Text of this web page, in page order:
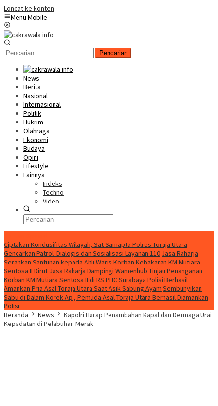
Loncat ke konten
Menu Mobile
Pencarian
News
Berita
Nasional
Internasional
Politik
Hukrim
Olahraga
Ekonomi
Budaya
Opini
Lifestyle
Lainnya
Indeks
Techno
Video
Ciptakan Kondusifitas Wilayah, Sat Samapta Polres Toraja Utara
Gencarkan Patroli Dialogis dan Sosialisasi Layanan 110 Jasa Raharja
Serahkan Santunan kepada Ahli Waris Korban Kebakaran KM Mutiara
Sentosa II Dirut Jasa Raharja Dampingi Wamenhub Tinjau Penanganan
Korban KM Mutiara Sentosa II di RS PHC Surabaya Polisi Berhasil
Amankan Pria Asal Toraja Utara Saat Asik Sabung Ayam Sembunyikan
Sabu di Dalam Korek Api, Pemuda Asal Toraja Utara Berhasil Diamankan
Polisi
Beranda
News
Kapolri Harap Penambahan Kapal dan Dermaga Urai
Kepadatan di Pelabuhan Merak